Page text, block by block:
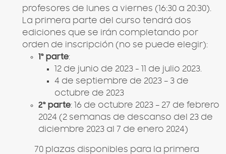
profesores de lunes a viernes (16:30 a 20:30).
La primera parte del curso tendrá dos
ediciones que se irán completando por
orden de inscripción (no se puede elegir):
1ª parte:
12 de junio de 2023 - 11 de julio 2023.
4 de septiembre de 2023 – 3 de
octubre de 2023
2ª parte: 16 de octubre 2023 – 27 de febrero
2024 (2 semanas de descanso del 23 de
diciembre 2023 al 7 de enero 2024)
70 plazas disponibles para la primera